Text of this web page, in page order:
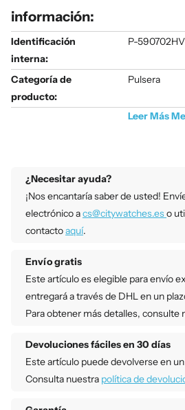
información:
Identificación
interna:
P-
Categoría de
producto:
Pulsera
LeerMás
¿Necesitar ayuda?
¡Nos encantaría saber de usted!
electrónico acs@citywatches.eso
contactoaquí.
Envío gratis
Este artículo es elegible para envío
entregará a través de DHL en un
Para obtener más detalles, consulte
Devoluciones fáciles en 30 días
Este artículo puede devolverse en
Consulta nuestra política de